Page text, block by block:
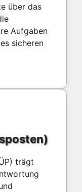
über das
Aufgaben
sicheren
trägt